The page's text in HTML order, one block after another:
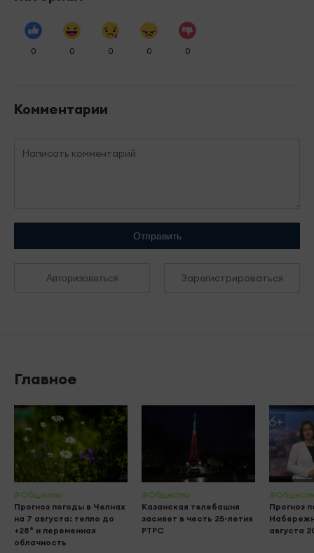
0 0 0 0 0
Комментарии
Отправить
Авторизоваться Зарегистрироваться
Главное
#Общество
Прогноз погоды в Челнах
на 7 августа: тепло до
+28° и переменная
облачность
#Общество
Казанская телебашня
засияет в честь 25-летия
РТРС
Прогноз
августа